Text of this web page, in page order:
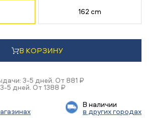
162 cm
В КОРЗИНУ
3-5 дней. От 881 ₽
5 дней. От 1388 ₽
В наличии
в других городах